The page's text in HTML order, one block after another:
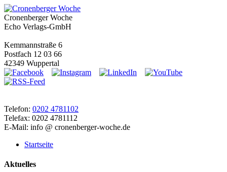
Cronenberger Woche
Echo Verlags-GmbH
Kemmannstraße 6
Postfach 12 03 66
42349 Wuppertal
Telefon: 0202 4781102
Telefax: 0202 4781112
E-Mail: info @ cronenberger-woche.de
Startseite
Aktuelles